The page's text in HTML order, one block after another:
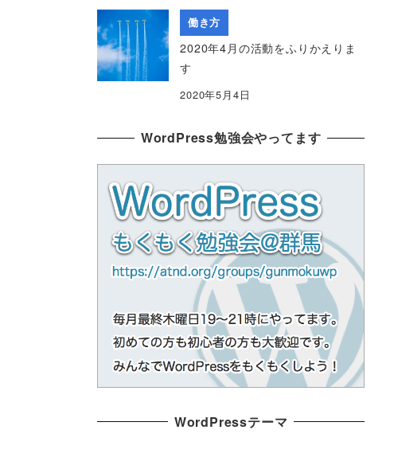
働き方
2020年4月の活動をふりかえりま
す
2020年5月4日
WordPress勉強会やってます
WordPressテーマ